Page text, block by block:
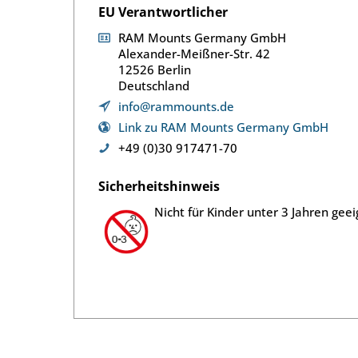
EU Verantwortlicher
RAM Mounts Germany GmbH
Alexander-Meißner-Str. 42
12526 Berlin
Deutschland
info@rammounts.de
Link zu RAM Mounts Germany GmbH
+49 (0)30 917471-70
Sicherheitshinweis
Nicht für Kinder unter 3 Jahren